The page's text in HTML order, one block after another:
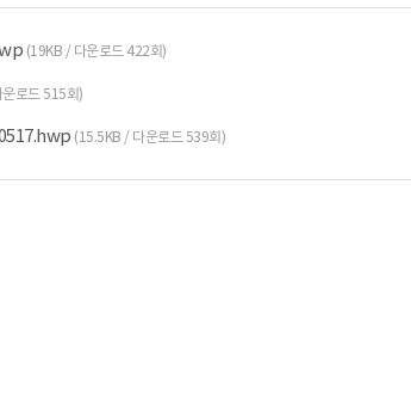
(19KB / 다운로드 422회)
로드 515회)
(15.5KB / 다운로드 539회)